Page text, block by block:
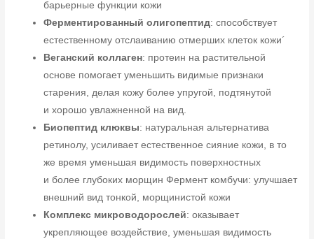
барьерные функции кожи
Ферментированный олигопептид: способствует
естественному отслаиванию отмерших клеток кожи´
Веганский коллаген: протеин на растительной
основе помогает уменьшить видимые признаки
старения, делая кожу более упругой, подтянутой
и хорошо увлажненной на вид.
Биопептид клюквы: натуральная альтернатива
ретинолу, усиливает естественное сияние кожи, в то
же время уменьшая видимость поверхностных
и более глубоких морщин Фермент комбучи: улучшает
внешний вид тонкой, морщинистой кожи
Комплекс микроводорослей: оказывает
укрепляющее воздействие, уменьшая видимость